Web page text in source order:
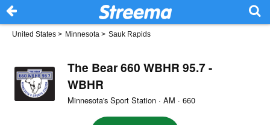
United States > Minnesota > Sauk Rapids
The Bear 660 WBHR 95.7 -
WBHR
Minnesota's Sport Station · AM · 660